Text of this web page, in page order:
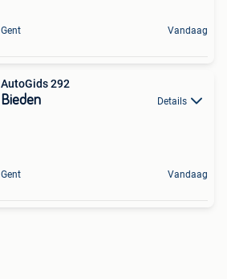
Gent Vandaag
AutoGids 292
Bieden Details
Gent Vandaag